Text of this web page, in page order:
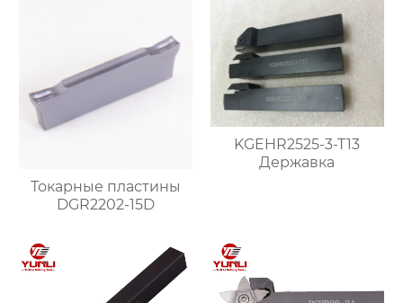
Токарные пластины
DGR2202-15D
KGEHR2525-3-T13
Державка